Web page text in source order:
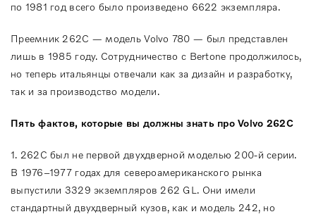
по 1981 год всего было произведено 6622 экземпляра.
Преемник 262С — модель Volvo 780 — был представлен
лишь в 1985 году. Сотрудничество с Bertone продолжилось,
но теперь итальянцы отвечали как за дизайн и разработку,
так и за производство модели.
Пять фактов, которые вы должны знать про Volvo 262C
1. 262C был не первой двухдверной моделью 200-й серии.
В 1976–1977 годах для североамериканского рынка
выпустили 3329 экземпляров 262 GL. Они имели
стандартный двухдверный кузов, как и модель 242, но